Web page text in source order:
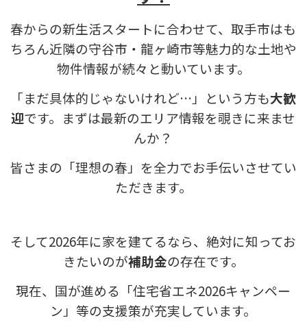
春からの新生活スタートに合わせて、取手市はも
ちろん近隣の守谷市・龍ヶ崎市等魅力的な土地や
物件情報が続々と動いています。
「まだ具体的じゃないけれど…」という方も大歓
迎です。まずは最新のエリア情報を覗きに来ませ
んか？
皆さまの「理想の春」を全力でお手伝いさせてい
ただきます。
そして2026年に家を建てるなら、絶対に知ってお
きたいのが補助金の存在です。
現在、国が進める「住宅省エネ2026キャンペー
ン」等の支援策が充実しています。